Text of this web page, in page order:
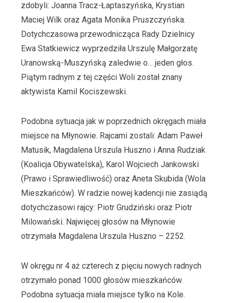
zdobyli: Joanna Tracz-Łaptaszyńska, Krystian
Maciej Wilk oraz Agata Monika Pruszczyńska.
Dotychczasowa przewodnicząca Rady Dzielnicy
Ewa Statkiewicz wyprzedziła Urszulę Małgorzatę
Uranowską-Muszyńską zaledwie o… jeden głos.
Piątym radnym z tej części Woli został znany
aktywista Kamil Kociszewski.
Podobna sytuacja jak w poprzednich okręgach miała
miejsce na Młynowie. Rajcami zostali: Adam Paweł
Matusik, Magdalena Urszula Huszno i Anna Rudziak
(Koalicja Obywatelska), Karol Wojciech Jankowski
(Prawo i Sprawiedliwość) oraz Aneta Skubida (Wola
Mieszkańców). W radzie nowej kadencji nie zasiądą
dotychczasowi rajcy: Piotr Grudziński oraz Piotr
Milowański. Najwięcej głosów na Młynowie
otrzymała Magdalena Urszula Huszno – 2252.
W okręgu nr 4 aż czterech z pięciu nowych radnych
otrzymało ponad 1000 głosów mieszkańców.
Podobna sytuacja miała miejsce tylko na Kole.